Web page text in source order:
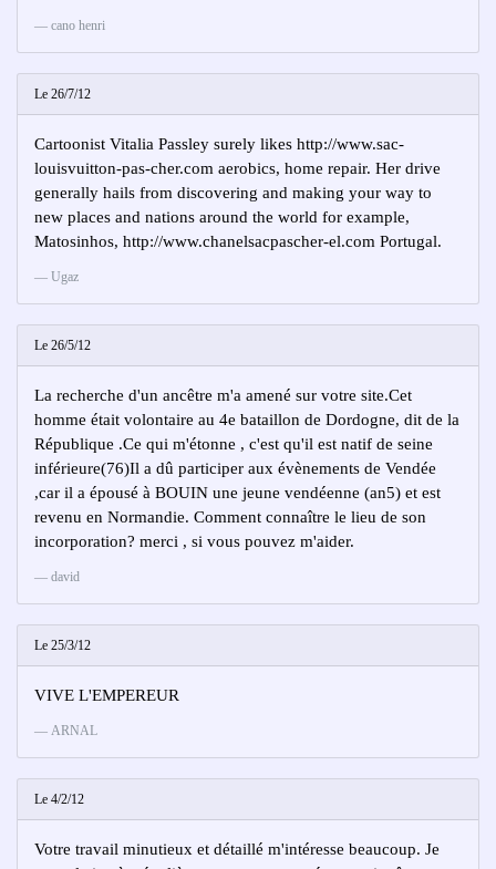
cano henri
Le 26/7/12
Cartoonist Vitalia Passley surely likes http://www.sac-
louisvuitton-pas-cher.com aerobics, home repair. Her drive
generally hails from discovering and making your way to
new places and nations around the world for example,
Matosinhos, http://www.chanelsacpascher-el.com Portugal.
Ugaz
Le 26/5/12
La recherche d'un ancêtre m'a amené sur votre site.Cet
homme était volontaire au 4e bataillon de Dordogne, dit de la
République .Ce qui m'étonne , c'est qu'il est natif de seine
inférieure(76)Il a dû participer aux évènements de Vendée
,car il a épousé à BOUIN une jeune vendéenne (an5) et est
revenu en Normandie. Comment connaître le lieu de son
incorporation? merci , si vous pouvez m'aider.
david
Le 25/3/12
VIVE L'EMPEREUR
ARNAL
Le 4/2/12
Votre travail minutieux et détaillé m'intéresse beaucoup. Je